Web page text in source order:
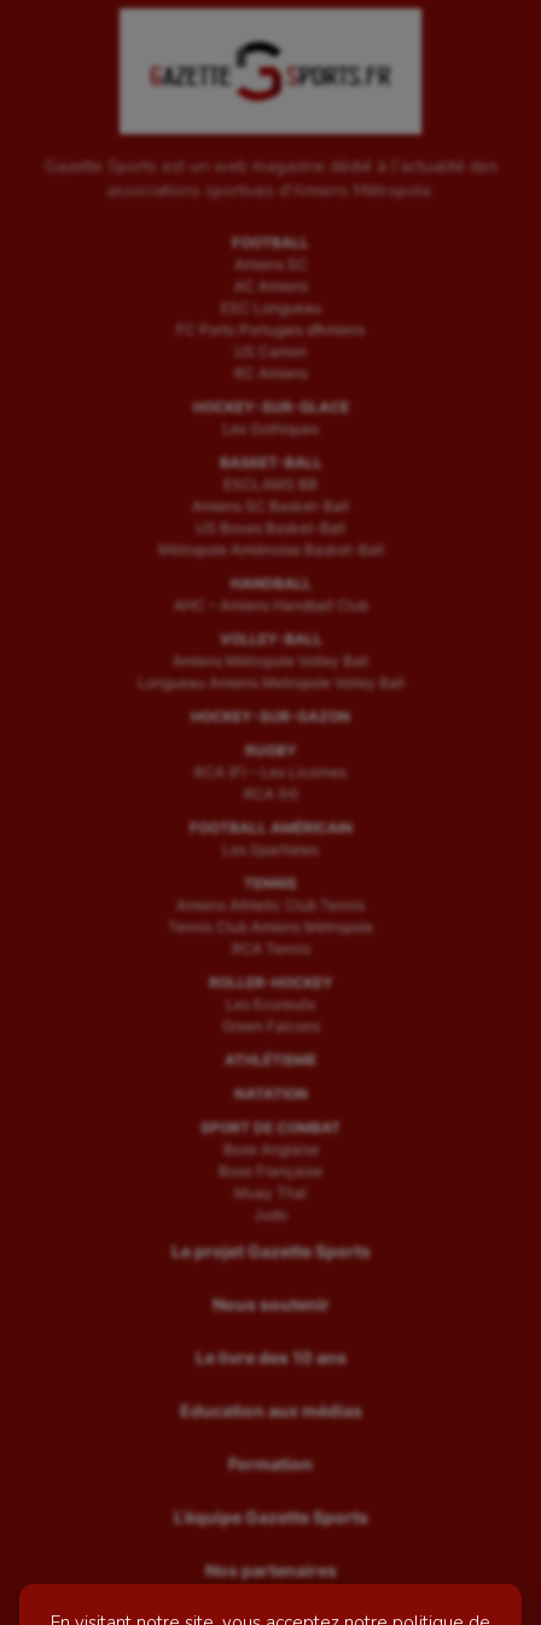
Gazette Sports est un web magazine dédié à l'actualité des
associations sportives d'Amiens Métropole.
FOOTBALL
Amiens SC
AC Amiens
ESC Longueau
FC Porto Portugais d’Amiens
US Camon
RC Amiens
HOCKEY-SUR-GLACE
Les Gothiques
BASKET-BALL
ESCLAMS BB
Amiens SC Basket-Ball
US Boves Basket-Ball
Métropole Amiénoise Basket-Ball
HANDBALL
AHC – Amiens Handball Club
VOLLEY-BALL
Amiens Métropole Volley Ball
Longueau Amiens Metropole Volley Ball
HOCKEY-SUR-GAZON
RUGBY
RCA (F) – Les Licornes
RCA (H)
FOOTBALL AMÉRICAIN
Les Spartiates
TENNIS
Amiens Athletic Club Tennis
Tennis Club Amiens Métropole
RCA Tennis
ROLLER-HOCKEY
Les Ecureuils
Green Falcons
ATHLÉTISME
NATATION
SPORT DE COMBAT
Boxe Anglaise
Boxe Française
Muay Thaï
Judo
Le projet Gazette Sports
Nous soutenir
Le livre des 10 ans
Education aux médias
Formation
L’équipe Gazette Sports
Nos partenaires